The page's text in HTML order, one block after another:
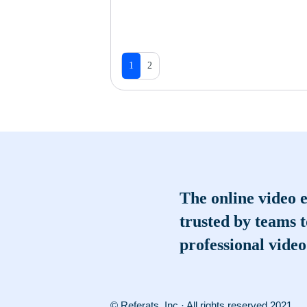
1 2
The online video
trusted by teams
professional